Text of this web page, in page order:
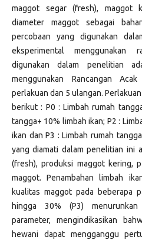
maggot segar (fresh), maggot
diameter maggot sebagai
percobaan yang digunakan
eksperimental menggunakan
digunakan dalam penelitian
menggunakan Rancangan
perlakuan dan 5 ulangan.
berikut : P0 : Limbah rumah
tangga+ 10% limbah ikan; P2 :
ikan dan P3 : Limbah rumah
yang diamati dalam penelitian ini
(fresh), produksi maggot kering,
maggot. Penambahan limbah
kualitas maggot pada beberapa
hingga 30% (P3)
parameter, mengindikasikan
hewani dapat mengganggu